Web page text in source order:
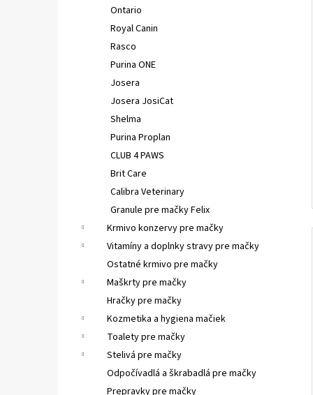
Ontario
Royal Canin
Rasco
Purina ONE
Josera
Josera JosiCat
Shelma
Purina Proplan
CLUB 4 PAWS
Brit Care
Calibra Veterinary
Granule pre mačky Felix
Krmivo konzervy pre mačky
Vitamíny a doplnky stravy pre mačky
Ostatné krmivo pre mačky
Maškrty pre mačky
Hračky pre mačky
Kozmetika a hygiena mačiek
Toalety pre mačky
Stelivá pre mačky
Odpočívadlá a škrabadlá pre mačky
Prepravky pre mačky